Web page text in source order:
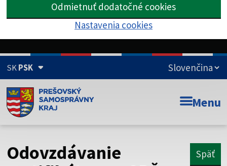
Odmietnuť dodatočné cookies
Nastavenia cookies
SKPSK
Doména psk.sk je oficiálna
Toto je oficiálna webová stránka Prešovského
Táto stránka je zabezpečená
Menu
Odovzdávanie
Späť